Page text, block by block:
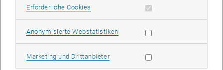
innovativen Lösung: der Kombination von laserstrukturierten
bedeutenden Fortschritt in der Entwicklung von
Erforderliche Cookies Erforderliche Cookies zulassen
Anonymisierte WebstatistikenStatistik Cookies zulassen
Marketing und DrittanbieterMarketing Cookies zulassen